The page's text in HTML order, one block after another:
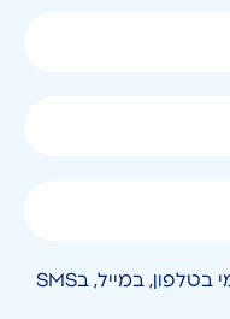
אני מאשר/ת קבלת חומר פרסומי בטלפון, במייל, בSMS